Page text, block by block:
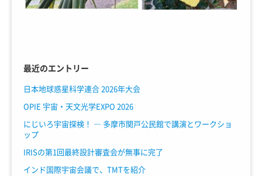
最近のエントリー
日本地球惑星科学連合 2026年大会
OPIE 宇宙・天文光学EXPO 2026
にじいろ宇宙探検！ ― 多摩市関戸公民館で講演とワークショ
ップ
IRISの第1回最終設計審査会が無事に完了
インド国際宇宙会議で、TMTを紹介